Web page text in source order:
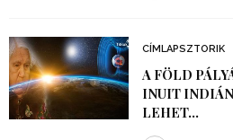
CÍMLAPSZTORIK
A FÖLD
INUIT
LEHET…